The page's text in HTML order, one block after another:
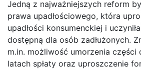
Jedną z najważniejszych reform
prawa upadłościowego, która
upadłości konsumenckiej i
dostępną dla osób zadłużonych.
m.in. możliwość umorzenia części
latach spłaty oraz uproszczenie